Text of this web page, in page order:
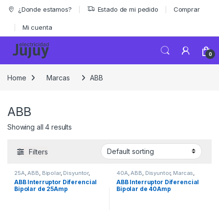
Skip to navigation
Skip to content
¿Donde estamos? Estado de mi pedido Comprar
Mi cuenta
0
Home Marcas ABB
ABB
Showing all 4 results
Filters
25A,ABB, Bipolar, Disyuntor,
Marcas, Materiales Eléctricos
Seguridad
ABB Interruptor Diferencial
Bipolar de 25Amp
40A,ABB, Disyuntor, Marcas,
Seguridad
ABB Interruptor Diferencial
Bipolar de 40Amp